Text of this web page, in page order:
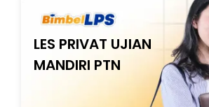
LES PRIVAT UJIAN
MANDIRI PTN